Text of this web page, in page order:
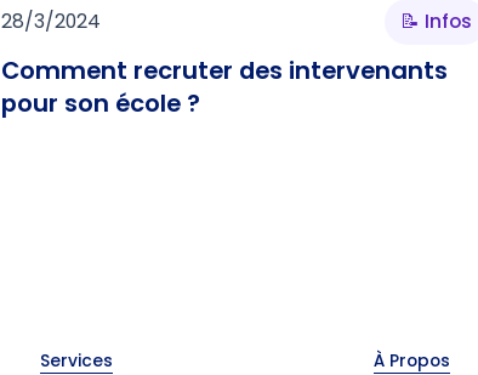
28/3/2024 📝 Infos
Comment recruter des intervenants
pour son école ?
Services À Propos